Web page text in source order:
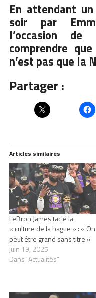
En attendant
soir par
l’occasion
comprendre
n’est pas que la
Partager :
Articles similaires
LeBron James tacle la
« culture de la bague » : « On
peut être grand sans titre »
juin 19, 2025
Dans "Actualités"